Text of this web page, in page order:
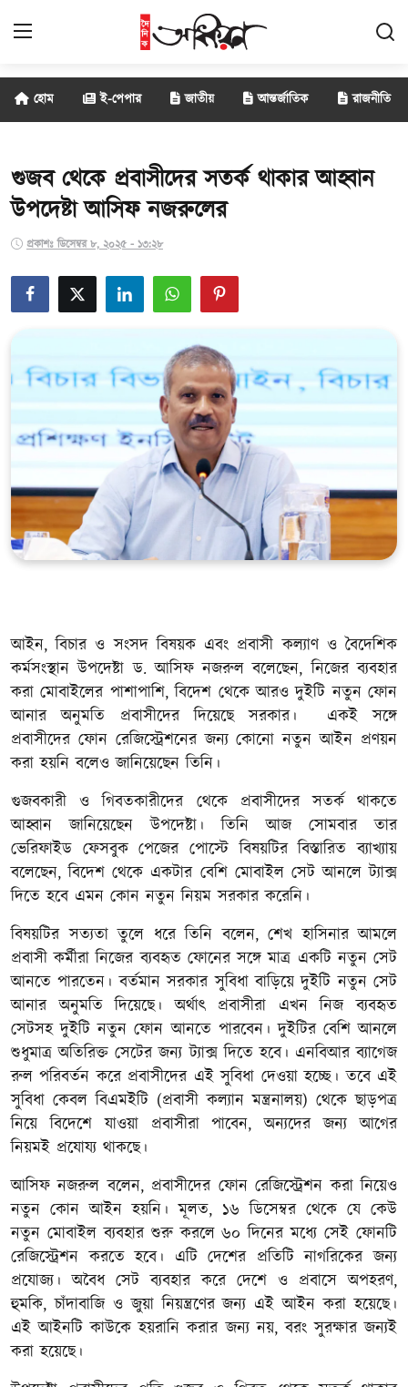
জাতীয়
আন্তর্জাতিক
রাজনীতি
সাক্ষাৎকার
সারাদেশ
খেলাধুলা
সম্পাদকীয়
সাহিত্য
হোম ই-পেপার জাতীয় আন্তর্জাতিক রাজনীতি
গুজব থেকে প্রবাসীদের সতর্ক থাকার আহ্বান
উপদেষ্টা আসিফ নজরুলের
প্রকাশঃ ডিসেম্বর ৮, ২০২৫ - ১৩:২৮
আইন, বিচার ও সংসদ বিষয়ক এবং প্রবাসী কল্যাণ ও বৈদেশিক
কর্মসংস্থান উপদেষ্টা ড. আসিফ নজরুল বলেছেন, নিজের ব্যবহার
করা মোবাইলের পাশাপাশি, বিদেশ থেকে আরও দুইটি নতুন ফোন
আনার অনুমতি প্রবাসীদের দিয়েছে সরকার। একই সঙ্গে
প্রবাসীদের ফোন রেজিস্ট্রেশনের জন্য কোনো নতুন আইন প্রণয়ন
করা হয়নি বলেও জানিয়েছেন তিনি।
গুজবকারী ও গিবতকারীদের থেকে প্রবাসীদের সতর্ক থাকতে
আহ্বান জানিয়েছেন উপদেষ্টা। তিনি আজ সোমবার তার
ভেরিফাইড ফেসবুক পেজের পোস্টে বিষয়টির বিস্তারিত ব্যাখ্যায়
বলেছেন, বিদেশ থেকে একটার বেশি মোবাইল সেট আনলে ট্যাক্স
দিতে হবে এমন কোন নতুন নিয়ম সরকার করেনি।
বিষয়টির সত্যতা তুলে ধরে তিনি বলেন, শেখ হাসিনার আমলে
প্রবাসী কর্মীরা নিজের ব্যবহৃত ফোনের সঙ্গে মাত্র একটি নতুন সেট
আনতে পারতেন। বর্তমান সরকার সুবিধা বাড়িয়ে দুইটি নতুন সেট
আনার অনুমতি দিয়েছে। অর্থাৎ প্রবাসীরা এখন নিজ ব্যবহৃত
সেটসহ দুইটি নতুন ফোন আনতে পারবেন। দুইটির বেশি আনলে
শুধুমাত্র অতিরিক্ত সেটের জন্য ট্যাক্স দিতে হবে। এনবিআর ব্যাগেজ
রুল পরিবর্তন করে প্রবাসীদের এই সুবিধা দেওয়া হচ্ছে। তবে এই
সুবিধা কেবল বিএমইটি (প্রবাসী কল্যান মন্ত্রনালয়) থেকে ছাড়পত্র
নিয়ে বিদেশে যাওয়া প্রবাসীরা পাবেন, অন্যদের জন্য আগের
নিয়মই প্রযোয্য থাকছে।
আসিফ নজরুল বলেন, প্রবাসীদের ফোন রেজিস্ট্রেশন করা নিয়েও
নতুন কোন আইন হয়নি। মূলত, ১৬ ডিসেম্বর থেকে যে কেউ
নতুন মোবাইল ব্যবহার শুরু করলে ৬০ দিনের মধ্যে সেই ফোনটি
রেজিস্ট্রেশন করতে হবে। এটি দেশের প্রতিটি নাগরিকের জন্য
প্রযোজ্য। অবৈধ সেট ব্যবহার করে দেশে ও প্রবাসে অপহরণ,
হুমকি, চাঁদাবাজি ও জুয়া নিয়ন্ত্রণের জন্য এই আইন করা হয়েছে।
এই আইনটি কাউকে হয়রানি করার জন্য নয়, বরং সুরক্ষার জন্যই
করা হয়েছে।